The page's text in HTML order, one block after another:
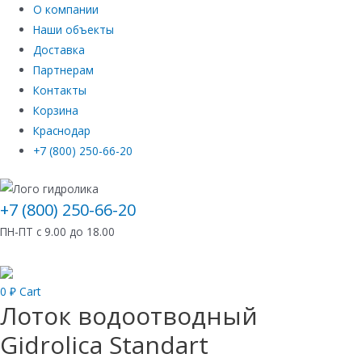
О компании
Наши объекты
Доставка
Партнерам
Контакты
Корзина
Краснодар
+7 (800) 250-66-20
+7 (800) 250-66-20
ПН-ПТ с 9.00 до 18.00
0 ₽ Cart
Лоток водоотводный
Gidrolica Standart